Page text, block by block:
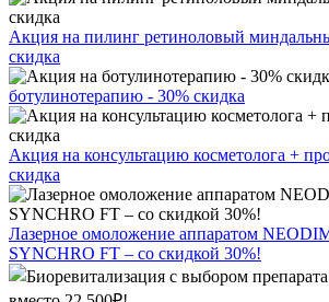
Акция на пилинг ретиноловый
скидка
ботулинотерапию - 30% скидка
Акция на консультацию косметолога +
скидка
Лазерное омоложение аппаратом
SYNCHRO FT – со скидкой 30%!